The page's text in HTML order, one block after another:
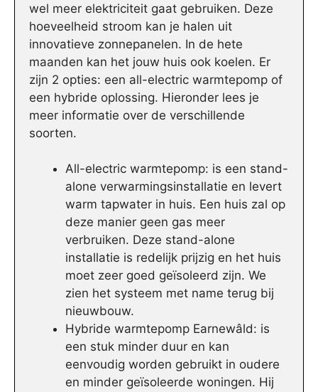
wel meer elektriciteit gaat gebruiken. Deze
hoeveelheid stroom kan je halen uit
innovatieve zonnepanelen. In de hete
maanden kan het jouw huis ook koelen. Er
zijn 2 opties: een all-electric warmtepomp of
een hybride oplossing. Hieronder lees je
meer informatie over de verschillende
soorten.
All-electric warmtepomp: is een stand-
alone verwarmingsinstallatie en levert
warm tapwater in huis. Een huis zal op
deze manier geen gas meer
verbruiken. Deze stand-alone
installatie is redelijk prijzig en het huis
moet zeer goed geïsoleerd zijn. We
zien het systeem met name terug bij
nieuwbouw.
Hybride warmtepomp Earnewâld: is
een stuk minder duur en kan
eenvoudig worden gebruikt in oudere
en minder geïsoleerde woningen. Hij